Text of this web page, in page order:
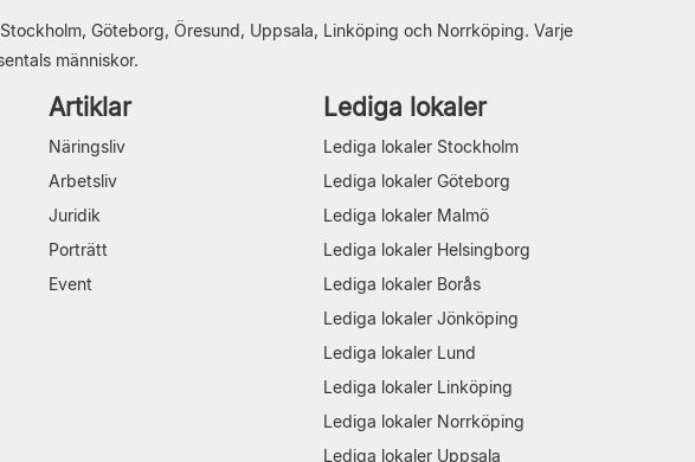
Göteborg, Öresund, Uppsala, Linköping och Norrköping. Varje
människor.
Artiklar
Näringsliv
Arbetsliv
Juridik
Porträtt
Event
Lediga lokaler
Lediga lokaler Stockholm
Lediga lokaler Göteborg
Lediga lokaler Malmö
Lediga lokaler Helsingborg
Lediga lokaler Borås
Lediga lokaler Jönköping
Lediga lokaler Lund
Lediga lokaler Linköping
Lediga lokaler Norrköping
Lediga lokaler Uppsala